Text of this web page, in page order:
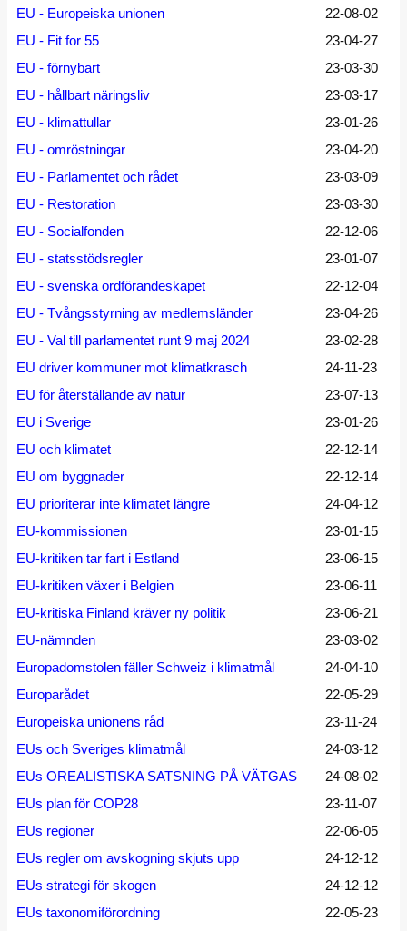
EU - Europeiska unionen
22-08-02
EU - Fit for 55
23-04-27
EU - förnybart
23-03-30
EU - hållbart näringsliv
23-03-17
EU - klimattullar
23-01-26
EU - omröstningar
23-04-20
EU - Parlamentet och rådet
23-03-09
EU - Restoration
23-03-30
EU - Socialfonden
22-12-06
EU - statsstödsregler
23-01-07
EU - svenska ordförandeskapet
22-12-04
EU - Tvångsstyrning av medlemsländer
23-04-26
EU - Val till parlamentet runt 9 maj 2024
23-02-28
EU driver kommuner mot klimatkrasch
24-11-23
EU för återställande av natur
23-07-13
EU i Sverige
23-01-26
EU och klimatet
22-12-14
EU om byggnader
22-12-14
EU prioriterar inte klimatet längre
24-04-12
EU-kommissionen
23-01-15
EU-kritiken tar fart i Estland
23-06-15
EU-kritiken växer i Belgien
23-06-11
EU-kritiska Finland kräver ny politik
23-06-21
EU-nämnden
23-03-02
Europadomstolen fäller Schweiz i klimatmål
24-04-10
Europarådet
22-05-29
Europeiska unionens råd
23-11-24
EUs och Sveriges klimatmål
24-03-12
EUs OREALISTISKA SATSNING PÅ VÄTGAS
24-08-02
EUs plan för COP28
23-11-07
EUs regioner
22-06-05
EUs regler om avskogning skjuts upp
24-12-12
EUs strategi för skogen
24-12-12
EUs taxonomiförordning
22-05-23